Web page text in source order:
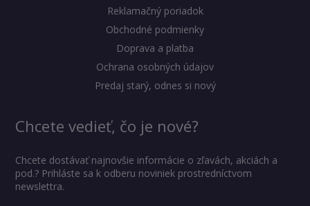
Reklamačný poriadok
Obchodné podmienky
Doprava a platba
Ochrana osobných údajov
Predaj starý, odnes si nový
Chcete vedieť, čo je nové?
Chcete dostávať najnovšie informácie o zľavách, akciách a
pod.? Prihláste sa k odberu noviniek prostredníctvom
newslettra.